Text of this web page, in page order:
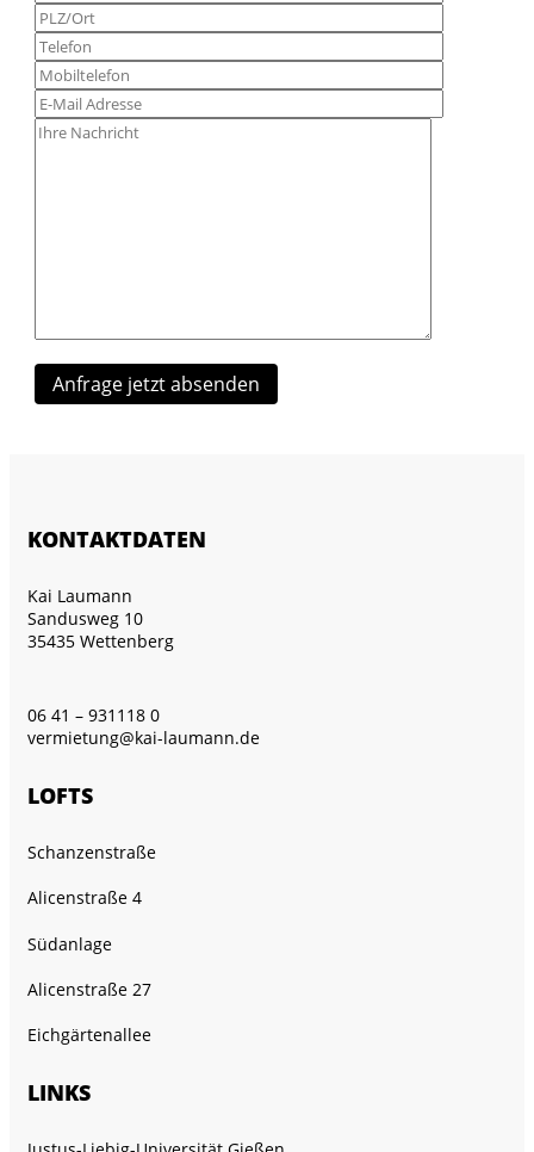
KONTAKTDATEN
Kai Laumann
Sandusweg 10
35435 Wettenberg
06 41 – 931118 0
vermietung@kai-laumann.de
LOFTS
Schanzenstraße
Alicenstraße 4
Südanlage
Alicenstraße 27
Eichgärtenallee
LINKS